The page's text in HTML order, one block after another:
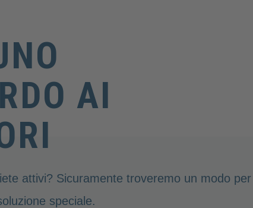
AI
attivi? Sicuramente troveremo un modo
speciale.